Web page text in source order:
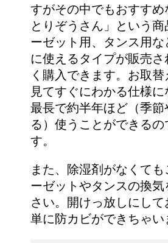
すがその中でもおすす
とりぞうさん」という商
ーゼット用、タンス用
に使えるタイプが販売
く購入できます。お取
見てすぐにわかる仕様に
最長で約半年ほど（季節
る）使うことができる
す。
また、除湿剤がなくても
ーゼットやタンスの換
さい。開けっ放しにし
単に防カビができちゃい